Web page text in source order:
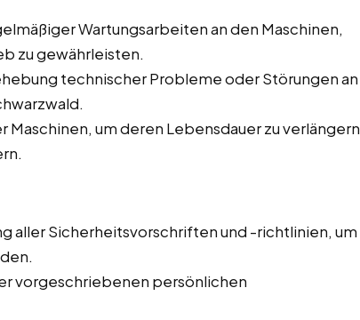
Wartungsarbeiten an den Maschinen,
zu gewährleisten.
technischer Probleme oder Störungen an
Maschinen, um deren Lebensdauer zu verlängern
aller Sicherheitsvorschriften und -richtlinien, um
vorgeschriebenen persönlichen